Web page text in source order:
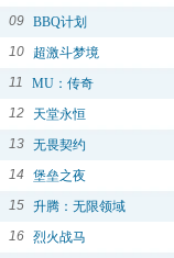
09 BBQ计划
10
超激斗梦境
11
MU：传奇
12
天堂永恒
13 无畏契约
14
堡垒之夜
15 升腾：无限领域
16 烈火战马